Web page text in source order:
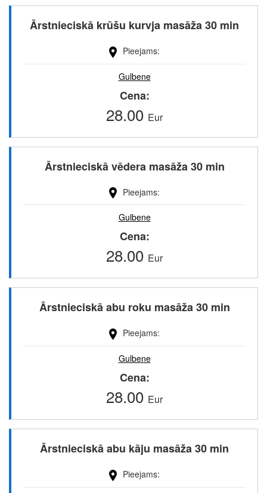
Ārstnieciskā krūšu kurvja masāža 30 min
Pieejams
Gulbene
Cena
28.00 Eur
Ārstnieciskā vēdera masāža 30 min
Pieejams
Gulbene
Cena
28.00 Eur
Ārstnieciskā abu roku masāža 30 min
Pieejams
Gulbene
Cena
28.00 Eur
Ārstnieciskā abu kāju masāža 30 min
Pieejams